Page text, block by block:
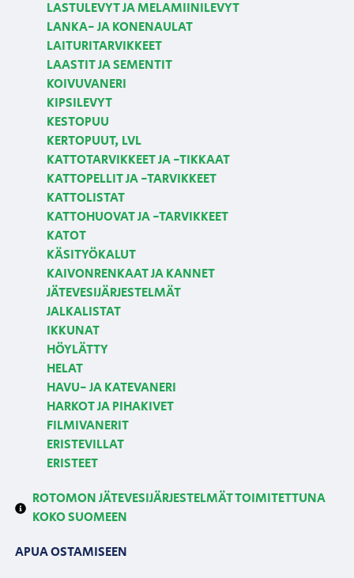
LASTULEVYT JA MELAMIINILEVYT
LANKA- JA KONENAULAT
LAITURITARVIKKEET
LAASTIT JA SEMENTIT
KOIVUVANERI
KIPSILEVYT
KESTOPUU
KERTOPUUT, LVL
KATTOTARVIKKEET JA -TIKKAAT
KATTOPELLIT JA -TARVIKKEET
KATTOLISTAT
KATTOHUOVAT JA -TARVIKKEET
KATOT
KÄSITYÖKALUT
KAIVONRENKAAT JA KANNET
JÄTEVESIJÄRJESTELMÄT
JALKALISTAT
IKKUNAT
HÖYLÄTTY
HELAT
HAVU- JA KATEVANERI
HARKOT JA PIHAKIVET
FILMIVANERIT
ERISTEVILLAT
ERISTEET
ROTOMON JÄTEVESIJÄRJESTELMÄT TOIMITETTUNA
KOKO SUOMEEN
APUA OSTAMISEEN